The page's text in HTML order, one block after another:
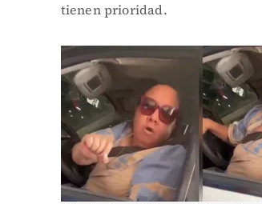
tienen prioridad.